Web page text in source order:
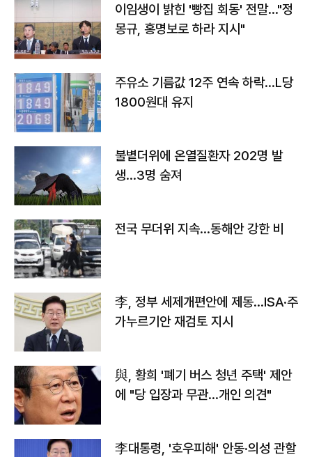
이임생이 밝힌 '빵집 회동' 전말…"정
몽규, 홍명보로 하라 지시"
주유소 기름값 12주 연속 하락…L당
1800원대 유지
불볕더위에 온열질환자 202명 발
생…3명 숨져
전국 무더위 지속…동해안 강한 비
李, 정부 세제개편안에 제동…ISA·주
가누르기안 재검토 지시
與, 황희 '폐기 버스 청년 주택' 제안
에 "당 입장과 무관…개인 의견"
李대통령, '호우피해' 안동·의성 관할